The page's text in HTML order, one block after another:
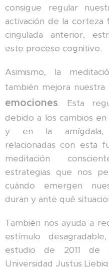
consigue regular
activación de la
cingulada anterior,
este proceso cognitivo.
Asimismo, la
también mejora nuestra
emociones. Esta
debido a los cambios
y en la amígdala,
relacionadas con esta
meditación
estrategias que nos
cuándo emergen
duran y ante qué
También nos ayuda a
estímulo
estudio de 2011
Universidad Justus